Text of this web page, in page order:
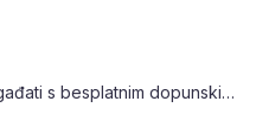
Evo što će se događati s besplatnim dopunskim osiguranjem u idućih 40 dana